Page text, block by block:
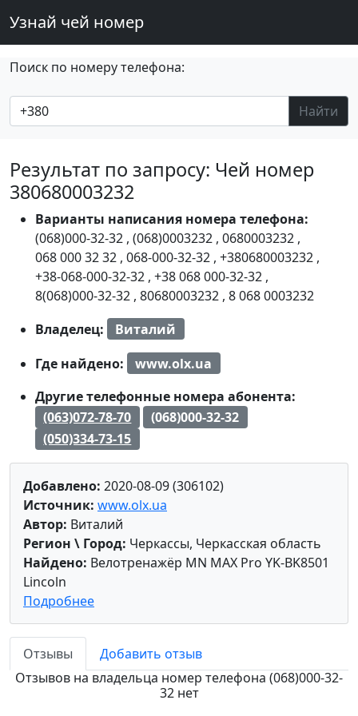
Узнай чей номер
Поиск по номеру телефона:
Найти
Результат по запросу: Чей номер
380680003232
Варианты написания номера телефона:
(068)000-32-32 , (068)0003232 , 0680003232 ,
068 000 32 32 , 068-000-32-32 , +380680003232 ,
+38-068-000-32-32 , +38 068 000-32-32 ,
8(068)000-32-32 , 80680003232 , 8 068 0003232
Владелец:
Виталий
Где найдено:
www.olx.ua
Другие телефонные номера абонента:
(063)072-78-70
(068)000-32-32
(050)334-73-15
Добавлено: 2020-08-09 (306102)
Источник: www.olx.ua
Автор: Виталий
Регион \ Город: Черкассы, Черкасская область
Найдено: Велотренажёр MN MAX Pro YK-BK8501
Lincoln
Подробнее
Отзывы
Добавить отзыв
Отзывов на владельца номер телефона (068)000-32-
32 нет